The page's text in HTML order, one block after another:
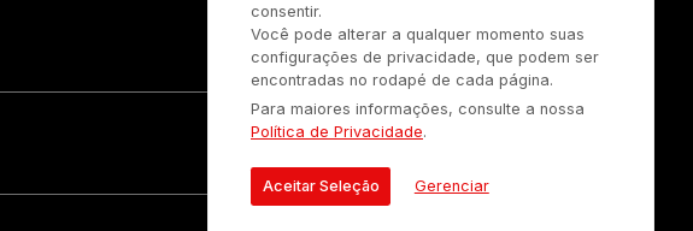
consentir.
Você pode alterar a qualquer momento suas
configurações de privacidade, que podem ser
encontradas no rodapé de cada página.
Para maiores informações, consulte a nossa
Política de Privacidade.
Aceitar Seleção Gerenciar